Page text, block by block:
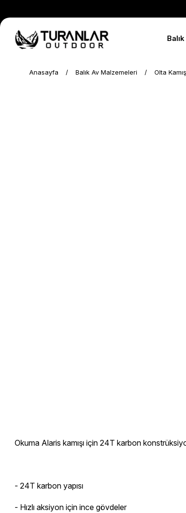
Anasayfa Balık Av Malzemeleri Olta
Okuma Alaris kamışı için 24T karbon
- 24T karbon yapısı
- Hızlı aksiyon için ince gövdeler